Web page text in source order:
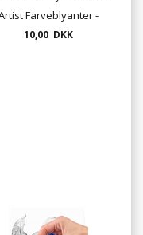
Farveblyanter -
enkeltstyks -
10,00 DKK